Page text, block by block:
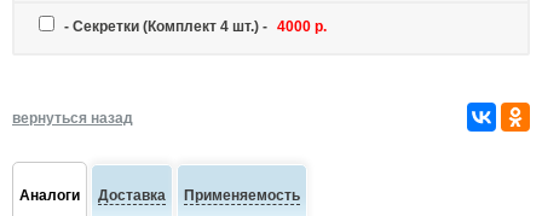
- Секретки (Комплект 4 шт.) - 4000 р.
вернуться назад
Аналоги Доставка Применяемость